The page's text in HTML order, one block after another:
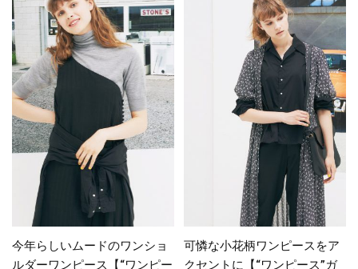
今年らしいムードのワンショ
ルダーワンピース【“ワンピー
可憐な小花柄ワンピースをア
クセントに【“ワンピース”ガ